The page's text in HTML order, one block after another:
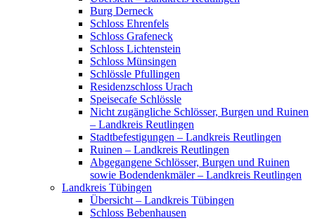
Burg Derneck
Schloss Ehrenfels
Schloss Grafeneck
Schloss Lichtenstein
Schloss Münsingen
Schlössle Pfullingen
Residenzschloss Urach
Speisecafe Schlössle
Nicht zugängliche Schlösser, Burgen und Ruinen
– Landkreis Reutlingen
Stadtbefestigungen – Landkreis Reutlingen
Ruinen – Landkreis Reutlingen
Abgegangene Schlösser, Burgen und Ruinen
sowie Bodendenkmäler – Landkreis Reutlingen
Landkreis Tübingen
Übersicht – Landkreis Tübingen
Schloss Bebenhausen